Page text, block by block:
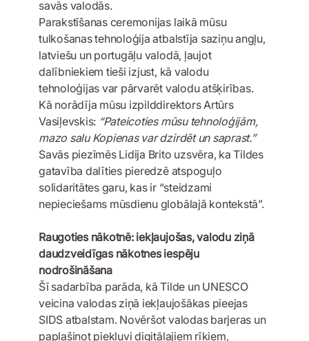
savās valodās.
Parakstīšanas ceremonijas laikā mūsu
tulkošanas tehnoloģija atbalstīja saziņu angļu,
latviešu un portugāļu valodā, ļaujot
dalībniekiem tieši izjust, kā valodu
tehnoloģijas var pārvarēt valodu atšķirības.
Kā norādīja mūsu izpilddirektors Artūrs
Vasiļevskis: “Pateicoties mūsu tehnoloģijām,
mazo salu Kopienas var dzirdēt un saprast.”
Savās piezīmēs Lidija Brito uzsvēra, ka Tildes
gatavība dalīties pieredzē atspoguļo
solidaritātes garu, kas ir “steidzami
nepieciešams mūsdienu globālajā kontekstā”.
Raugoties nākotnē: iekļaujošas, valodu ziņā
daudzveidīgas nākotnes iespēju
nodrošināšana
Šī sadarbība parāda, kā Tilde un UNESCO
veicina valodas ziņā iekļaujošākas pieejas
SIDS atbalstam. Novēršot valodas barjeras un
paplašinot piekļuvi digitālajiem rīkiem,